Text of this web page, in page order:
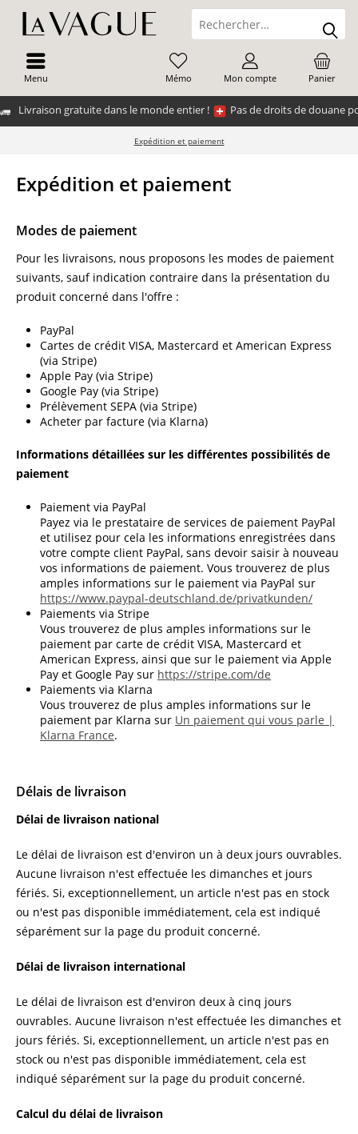
Livraison gratuite dans le monde entier ! Pas de droits de douane
Menu Panier
Mémo Mon compte
Expédition et paiement
Expédition et paiement
Modes de paiement
Pour les livraisons, nous proposons les modes de paiement
suivants, sauf indication contraire dans la présentation du
produit concerné dans l'offre :
PayPal
Cartes de crédit VISA, Mastercard et American Express
(via Stripe)
Apple Pay (via Stripe)
Google Pay (via Stripe)
Prélèvement SEPA (via Stripe)
Acheter par facture (via Klarna)
Informations détaillées sur les différentes possibilités de
paiement
Paiement via PayPal
Payez via le prestataire de services de paiement PayPal
et utilisez pour cela les informations enregistrées dans
votre compte client PayPal, sans devoir saisir à nouveau
vos informations de paiement. Vous trouverez de plus
amples informations sur le paiement via PayPal sur
https://www.paypal-deutschland.de/privatkunden/
Paiements via Stripe
Vous trouverez de plus amples informations sur le
paiement par carte de crédit VISA, Mastercard et
American Express, ainsi que sur le paiement via Apple
Pay et Google Pay sur https://stripe.com/de
Paiements via Klarna
Vous trouverez de plus amples informations sur le
paiement par Klarna sur Un paiement qui vous parle |
Klarna France.
Délais de livraison
Délai de livraison national
Le délai de livraison est d'environ un à deux jours ouvrables.
Aucune livraison n'est effectuée les dimanches et jours
fériés. Si, exceptionnellement, un article n'est pas en stock
ou n'est pas disponible immédiatement, cela est indiqué
séparément sur la page du produit concerné.
Délai de livraison international
Le délai de livraison est d'environ deux à cinq jours
ouvrables. Aucune livraison n'est effectuée les dimanches et
jours fériés. Si, exceptionnellement, un article n'est pas en
stock ou n'est pas disponible immédiatement, cela est
indiqué séparément sur la page du produit concerné.
Calcul du délai de livraison